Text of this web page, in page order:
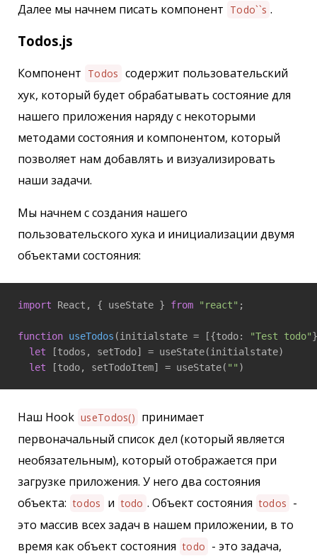
Далее мы начнем писать компонент Todo``s .
Todos.js
Компонент Todos содержит пользовательский
хук, который будет обрабатывать состояние для
нашего приложения наряду с некоторыми
методами состояния и компонентом, который
позволяет нам добавлять и визуализировать
наши задачи.
Мы начнем с создания нашего
пользовательского хука и инициализации двумя
объектами состояния:
import React, { useState } from "react" ;
function useTodos (initialstate = [{todo: "Test todo"
let [todos, setTodo] = useState(initialstate)
let [todo, setTodoItem] = useState( "" )
Наш Hook useTodos() принимает
первоначальный список дел (который является
необязательным), который отображается при
загрузке приложения. У него два состояния
объекта: todos и todo . Объект состояния todos -
это массив всех задач в нашем приложении, в то
время как объект состояния todo - это задача,